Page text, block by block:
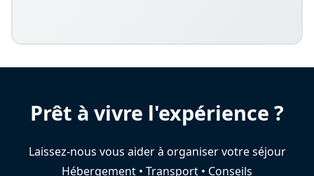
Prêt à vivre l'expérience ?
Laissez-nous vous aider à organiser votre séjour
Hébergement • Transport • Conseils